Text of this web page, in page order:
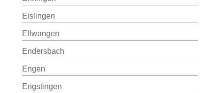
Eislingen
Ellwangen
Endersbach
Engen
Engstingen